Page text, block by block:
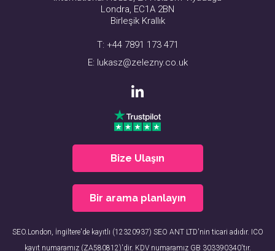
Londra, EC1A 2BN
Birleşik Krallık
T: +44 7891 173 471
E: lukasz@zelezny.co.uk
Bize Ulaşın
Bir arama planlayın
SEO.London, İngiltere'de kayıtlı (12320937) SEO ANT LTD'nin ticari adıdır. ICO
kayıt numaramız (ZA580812)'dir. KDV numaramız GB 303390340'tır.